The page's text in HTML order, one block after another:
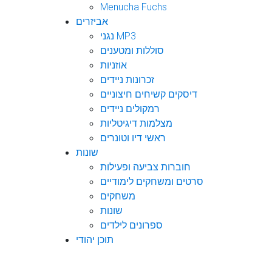
Menucha Fuchs
אביזרים
נגני MP3
סוללות ומטענים
אוזניות
זכרונות ניידים
דיסקים קשיחים חיצוניים
רמקולים ניידים
מצלמות דיגיטליות
ראשי דיו וטונרים
שונות
חוברות צביעה ופעילות
סרטים ומשחקים לימודיים
משחקים
שונות
ספרונים לילדים
תוכן יהודי